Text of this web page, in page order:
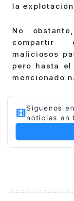
la
No
compartir
maliciosos
pero hasta el
mencionado
Síguenos en
noticias en